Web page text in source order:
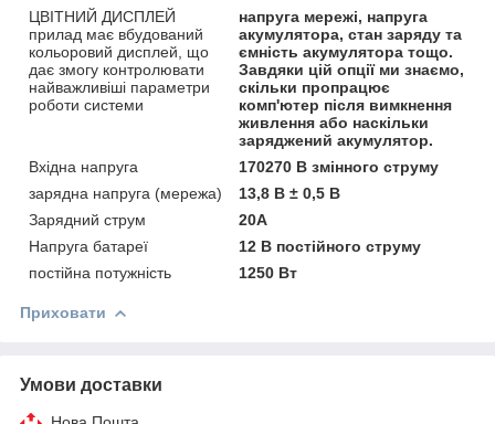
ЦВІТНИЙ ДИСПЛЕЙ
прилад має вбудований
кольоровий дисплей, що
дає змогу контролювати
найважливіші параметри
роботи системи
напруга мережі, напруга
акумулятора, стан заряду та
ємність акумулятора тощо.
Завдяки цій опції ми знаємо,
скільки пропрацює
комп'ютер після вимкнення
живлення або наскільки
заряджений акумулятор.
Вхідна напруга
170270 В змінного струму
зарядна напруга (мережа)
13,8 В ± 0,5 В
Зарядний струм
20А
Напруга батареї
12 В постійного струму
постійна потужність
1250 Вт
Приховати
Умови доставки